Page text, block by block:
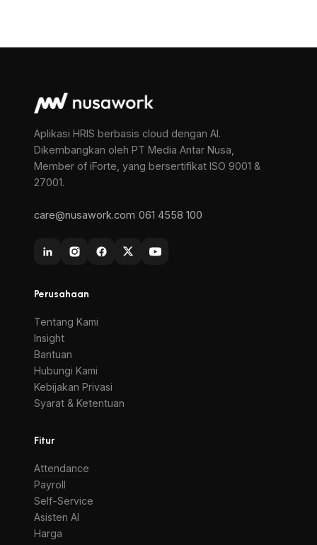
Aplikasi HRIS berbasis cloud dengan AI.
Dikembangkan oleh PT Media Antar Nusa,
Member of iForte, yang bersertifikat ISO 9001 &
27001.
care@nusawork.com 061 4558 100
Perusahaan
Tentang Kami
Insight
Bantuan
Hubungi Kami
Kebijakan Privasi
Syarat & Ketentuan
Fitur
Attendance
Payroll
Self-Service
Asisten AI
Harga